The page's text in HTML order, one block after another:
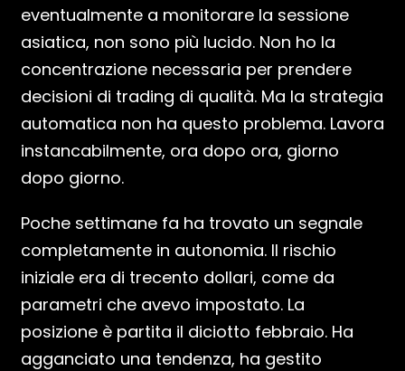
eventualmente a monitorare la sessione
asiatica, non sono più lucido. Non ho la
concentrazione necessaria per prendere
decisioni di trading di qualità. Ma la strategia
automatica non ha questo problema. Lavora
instancabilmente, ora dopo ora, giorno
dopo giorno.
Poche settimane fa ha trovato un segnale
completamente in autonomia. Il rischio
iniziale era di trecento dollari, come da
parametri che avevo impostato. La
posizione è partita il diciotto febbraio. Ha
agganciato una tendenza, ha gestito